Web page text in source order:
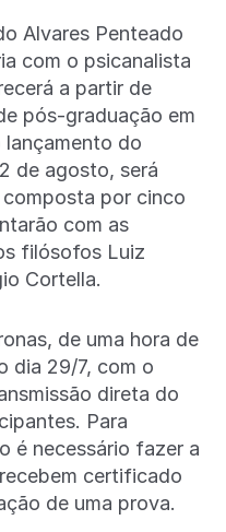
Alvares Penteado
com o psicanalista
a partir de
pós-graduação em
lançamento do
de agosto, será
composta por cinco
com as
filósofos Luiz
Cortella.
de uma hora de
dia 29/7, com o
direta do
Para
é necessário fazer a
certificado
de uma prova.